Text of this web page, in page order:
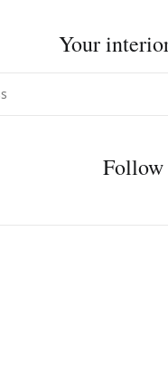
Your
Follow